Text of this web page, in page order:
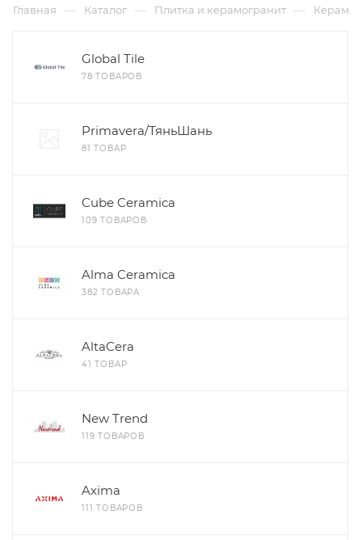
Главная — Каталог — Плитка и керамогранит —
Global Tile
78 ТОВАРОВ
Primavera/ТяньШань
81 ТОВАР
Cube Ceramica
109 ТОВАРОВ
Alma Ceramica
382 ТОВАРА
AltaCera
41 ТОВАР
New Trend
119 ТОВАРОВ
Axima
111 ТОВАРОВ